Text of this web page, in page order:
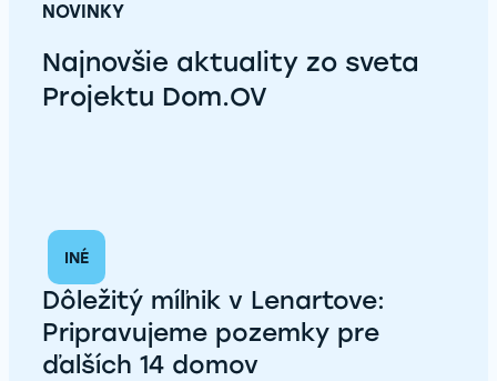
NOVINKY
Najnovšie aktuality zo sveta
Projektu Dom.OV
INÉ
Dôležitý míľnik v Lenartove:
Pripravujeme pozemky pre
ďalších 14 domov